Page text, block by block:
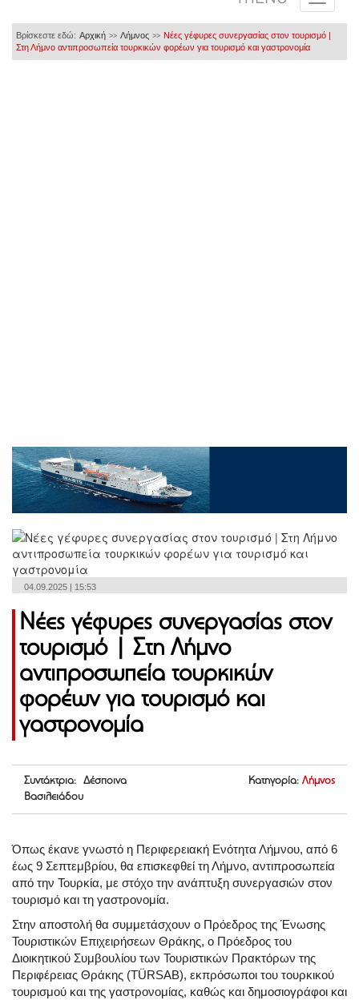
Βρίσκεστε εδώ: Αρχική >> Λήμνος >> Νέες γέφυρες συνεργασίας στον τουρισμό |
Στη Λήμνο αντιπροσωπεία τουρκικών φορέων για τουρισμό και γαστρονομία
04.09.2025 | 15:53
Νέες γέφυρες συνεργασίας στον
τουρισμό | Στη Λήμνο
αντιπροσωπεία τουρκικών
φορέων για τουρισμό και
γαστρονομία
Συντάκτρια: Δέσποινα
Βασιλειάδου
Κατηγορία: Λήμνος
Όπως έκανε γνωστό η Περιφερειακή Ενότητα Λήμνου, από 6
έως 9 Σεπτεμβρίου, θα επισκεφθεί τη Λήμνο, αντιπροσωπεία
από την Τουρκία, με στόχο την ανάπτυξη συνεργασιών στον
τουρισμό και τη γαστρονομία.
Στην αποστολή θα συμμετάσχουν ο Πρόεδρος της Ένωσης
Τουριστικών Επιχειρήσεων Θράκης, ο Πρόεδρος του
Διοικητικού Συμβουλίου των Τουριστικών Πρακτόρων της
Περιφέρειας Θράκης (TÜRSAB), εκπρόσωποι του τουρκικού
τουρισμού και της γαστρονομίας, καθώς και δημοσιογράφοι και